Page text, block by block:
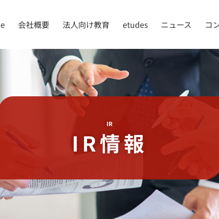
会社概要 法人向け教育 etudes ニュース コ
IR
IR情報